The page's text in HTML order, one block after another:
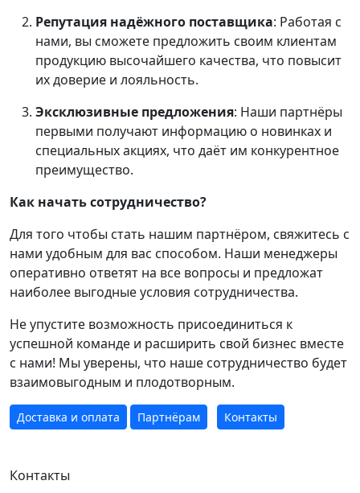
Репутация надёжного поставщика: Работая с
нами, вы сможете предложить своим клиентам
продукцию высочайшего качества, что повысит
их доверие и лояльность.
Эксклюзивные предложения: Наши партнёры
первыми получают информацию о новинках и
специальных акциях, что даёт им конкурентное
преимущество.
Как начать сотрудничество?
Для того чтобы стать нашим партнёром, свяжитесь с
нами удобным для вас способом. Наши менеджеры
оперативно ответят на все вопросы и предложат
наиболее выгодные условия сотрудничества.
Не упустите возможность присоединиться к
успешной команде и расширить свой бизнес вместе
с нами! Мы уверены, что наше сотрудничество будет
взаимовыгодным и плодотворным.
Доставка и оплата Партнёрам Контакты
Контакты